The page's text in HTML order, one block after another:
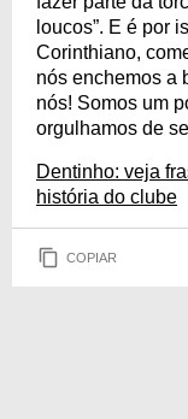
loucos”. E é por
Corinthiano,
nós enchemos a
nós! Somos um
orgulhamos de
Dentinho: veja
história do clube
COPIAR